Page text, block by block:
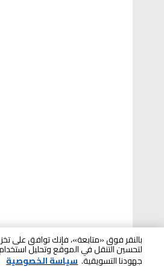
لتحسين التنقل في الموقع وتحليل
جهودنا التسويقية. سياسة الخصوصية